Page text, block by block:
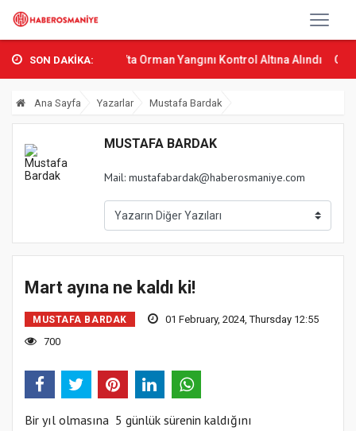
SON DAKİKA:
Osmani... Sumbas’ta Orman Yangını Kontrol Altına Alındı
Ana Sayfa Yazarlar Mustafa Bardak
MUSTAFA BARDAK
Mail: mustafabardak@haberosmaniye.com
Mart ayına ne kaldı ki!
MUSTAFA BARDAK
01 February, 2024, Thursday 12:55
700
Bir yıl olmasına 5 günlük sürenin kaldığını